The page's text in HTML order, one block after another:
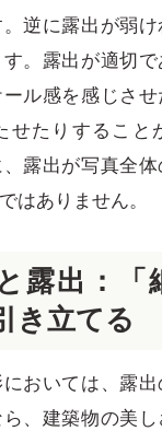
逆に露出が弱け
。露出が適切
ル感を感じさ
せたりすること
露出が写真全
はありません。
露出：「
き立てる
おいては、露
、建築物の美